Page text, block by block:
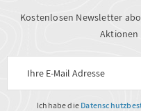
Kostenlosen Newsletter
Aktionen
Ich habe die